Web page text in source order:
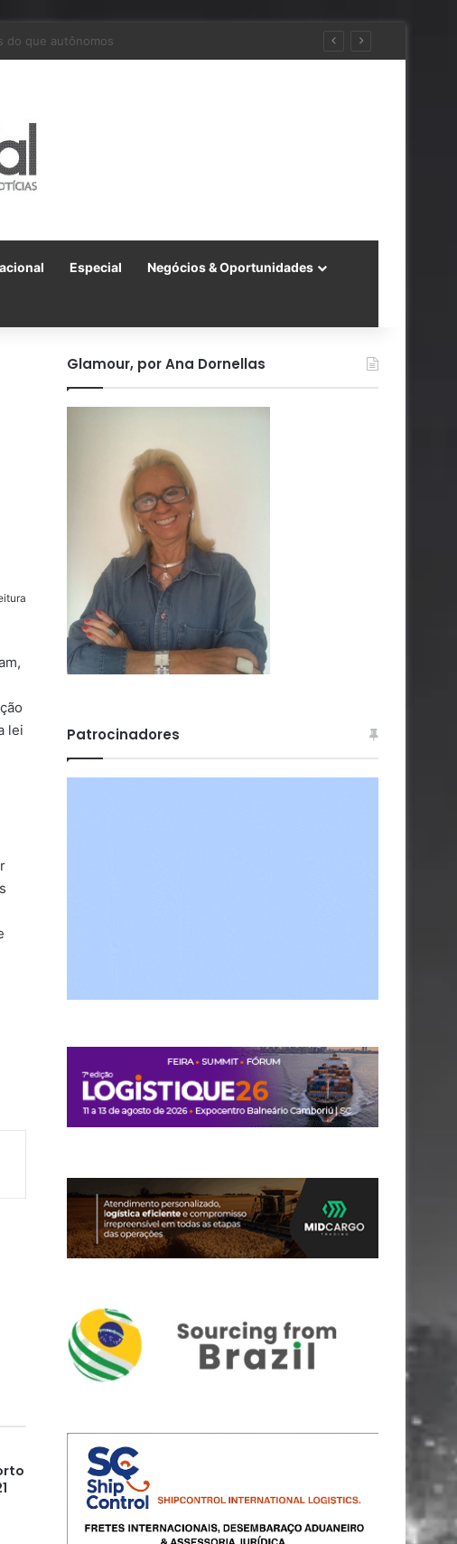
VHP para a China
Especial Negócios & Oportunidades
lei
Glamour, por Ana Dornellas
Patrocinadores